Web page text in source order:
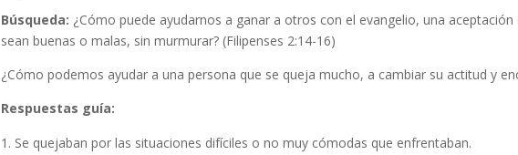
Búsqueda: ¿Cómo puede ayudarnos a ganar a otros con el evangelio, una aceptación
sean buenas o malas, sin murmurar? (Filipenses 2:14-16)
¿Cómo podemos ayudar a una persona que se queja mucho, a cambiar su actitud y
Respuestas guía:
Se quejaban por las situaciones difíciles o no muy cómodas que enfrentaban.